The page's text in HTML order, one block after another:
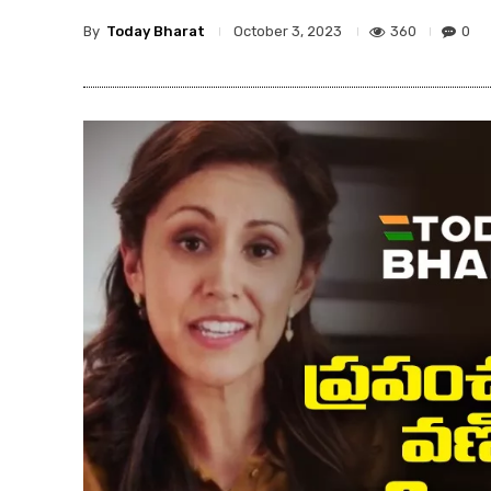
By Today Bharat October 3, 2023 360 0